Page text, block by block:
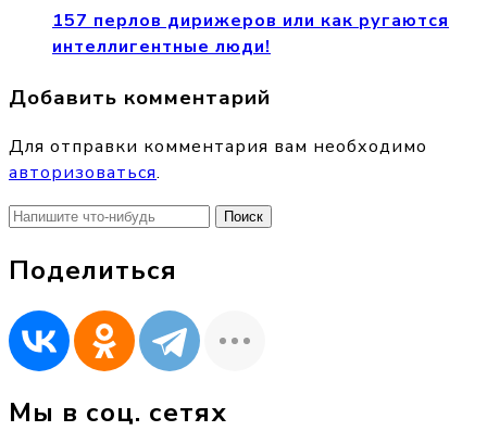
157 перлов дирижеров или как ругаются
интеллигентные люди!
Добавить комментарий
Для отправки комментария вам необходимо
авторизоваться.
Найти:
Поделиться
Мы в соц. сетях